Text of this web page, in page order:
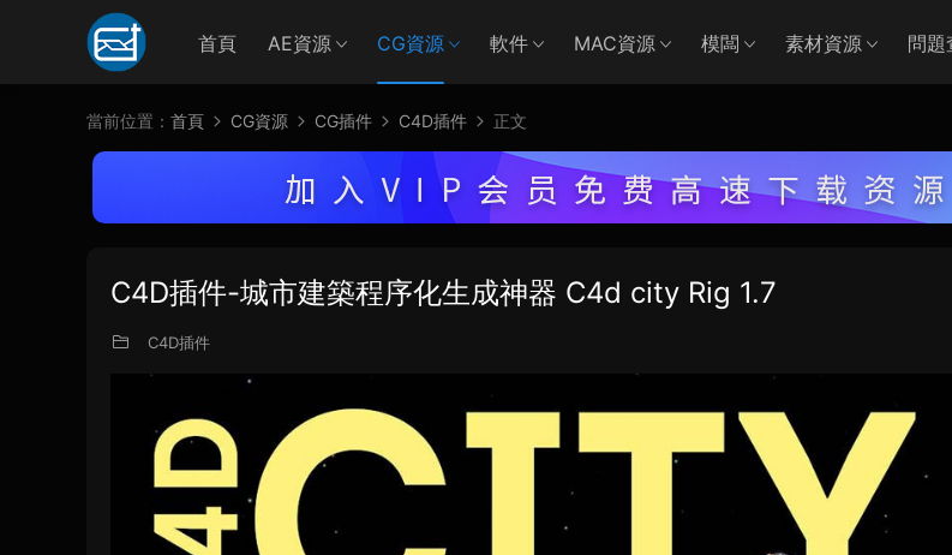
首頁 AE資源 CG資源 軟件 MAC資源 模闆 素材資源 問題
當前位置： 首頁 CG資源 CG插件 C4D插件 正文
C4D插件-城市建築程序化生成神器 C4d city Rig 1.7
C4D插件